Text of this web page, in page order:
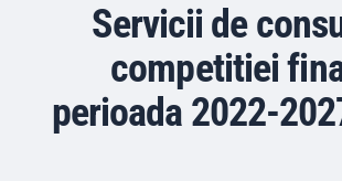
Servicii de
competitiei
perioada 2022-